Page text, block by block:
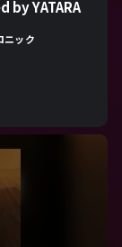
by YATARA
ニック